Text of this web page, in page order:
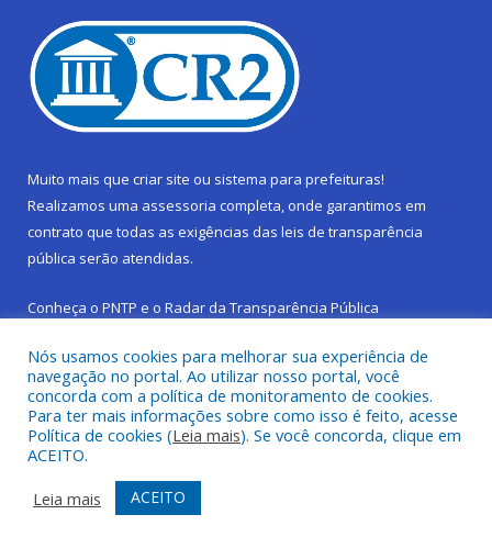
Muito mais que criar site ou sistema para prefeituras!
Realizamos uma assessoria completa, onde garantimos em
contrato que todas as exigências das leis de transparência
pública serão atendidas.
Conheça o PNTP e o Radar da Transparência Pública
Todos os direitos reservados a Prefeitura Municipal de São
Sebastião da Boa Vista.
Frequência Online
Mapa do Site
Acessar Área Administrativa
Nós usamos cookies para melhorar sua experiência de
navegação no portal. Ao utilizar nosso portal, você
concorda com a política de monitoramento de cookies.
Para ter mais informações sobre como isso é feito, acesse
Política de cookies (Leia mais). Se você concorda, clique em
ACEITO.
Leia mais
ACEITO